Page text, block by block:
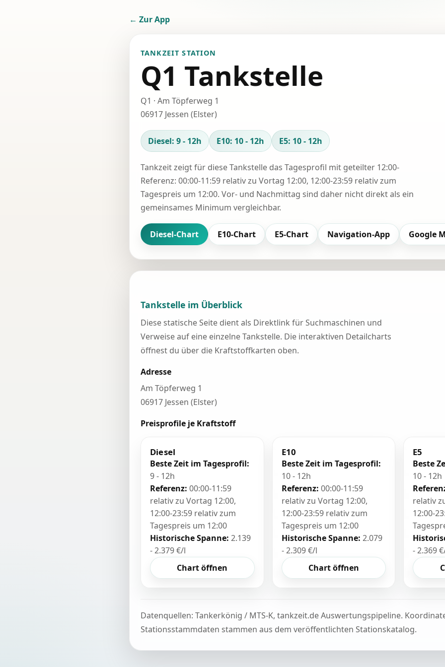
← Zur App
TANKZEIT STATION
Q1 Tankstelle
Q1 · Am Töpferweg 1
06917 Jessen (Elster)
Diesel: 9 - 12h E10: 10 - 12h E5: 10 - 12h
Tankzeit zeigt für diese Tankstelle das Tagesprofil mit geteilter 12:00-
Referenz: 00:00-11:59 relativ zu Vortag 12:00, 12:00-23:59 relativ zum
Tagespreis um 12:00. Vor- und Nachmittag sind daher nicht direkt als ein
gemeinsames Minimum vergleichbar.
Diesel-Chart E10-Chart E5-Chart Navigation-App Google
Tankstelle im Überblick
Diese statische Seite dient als Direktlink für Suchmaschinen und
Verweise auf eine einzelne Tankstelle. Die interaktiven Detailcharts
öffnest du über die Kraftstoffkarten oben.
Adresse
Am Töpferweg 1
06917 Jessen (Elster)
Preisprofile je Kraftstoff
Diesel
Beste Zeit im Tagesprofil:
9 - 12h
Referenz: 00:00-11:59
relativ zu Vortag 12:00,
12:00-23:59 relativ zum
Tagespreis um 12:00
Historische Spanne: 2.139
- 2.379 €/l
Chart öffnen
E10
Beste Zeit im Tagesprofil:
10 - 12h
Referenz: 00:00-11:59
relativ zu Vortag 12:00,
12:00-23:59 relativ zum
Tagespreis um 12:00
Historische Spanne: 2.079
- 2.309 €/l
Chart öffnen
E5
Beste
10 - 12h
relativ
12:00-
- 2.369
Datenquellen: Tankerkönig / MTS-K, tankzeit.de Auswertungspipeline.
Stationsstammdaten stammen aus dem veröffentlichten Stationskatalog.